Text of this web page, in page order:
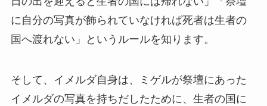
に自分の写真が飾られていなければ死者は生者の
国へ渡れない」というルールを知ります。
そして、イメルダ自身は、ミゲルが祭壇にあった
イメルダの写真を持ちだしたために、生者の国に